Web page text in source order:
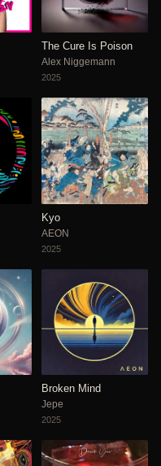
The Cure Is Poison
Alex Niggemann
2025
Kyo
AEON
2025
Broken Mind
Jepe
2025